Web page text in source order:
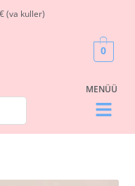
(va kuller)
0